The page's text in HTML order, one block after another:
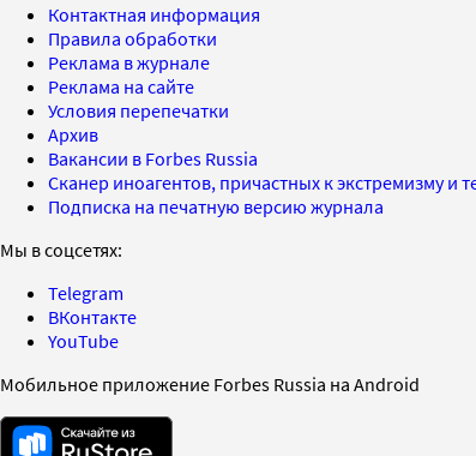
Контактная информация
Правила обработки
Реклама в журнале
Реклама на сайте
Условия перепечатки
Архив
Вакансии в Forbes Russia
Сканер иноагентов, причастных к экстремизму
Подписка на печатную версию журнала
Мы в соцсетях:
Telegram
ВКонтакте
YouTube
Мобильное приложение Forbes Russia на Android